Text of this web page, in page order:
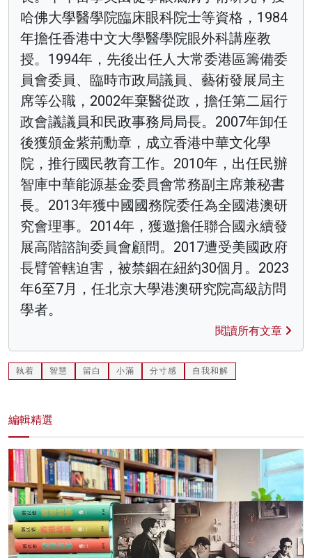
哈佛大學醫學院臨床眼科院士等資格，1984
年擔任香港中文大學醫學院眼外科講座教
授。1994年，先後出任人大常委港區籌備委
員會委員、臨時市政局議員、藝術發展局主
席等公職，2002年棄醫從政，擔任第二屆行
政會議議員和民政事務局局長。2007年卸任
後獲頒金紫荊勳章，成立香港中華文化學
院，推行國民教育工作。2010年，出任民辦
智庫中華能源基金委員會常務副主席兼秘書
長。2013年獲中國國務院委任為全國港澳研
究會理事。2014年，獲邀擔任聯合國永續發
展高階諮詢委員會顧問。2017遭受美國政府
長臂管轄迫害，被禁錮在紐約30個月。2023
年6至7月，任北京大學港澳研究院高級訪問
學者。
閱讀所有文章
執着 智慧 留白 小滿 分寸感 自我和解
編輯精選